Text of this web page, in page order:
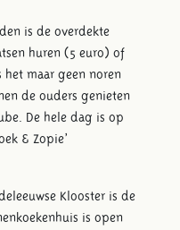
is de overdekte
huren (5 euro) of
het maar geen noren
de ouders genieten
De hele dag is op
& Zopie’
Klooster is de
is open